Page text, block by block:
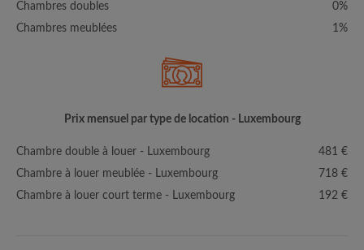
Chambres doubles
0%
Chambres meublées
1%
Prix mensuel par type de location - Luxembourg
Chambre double à louer - Luxembourg
481 €
Chambre à louer meublée - Luxembourg
718 €
Chambre à louer court terme - Luxembourg
192 €